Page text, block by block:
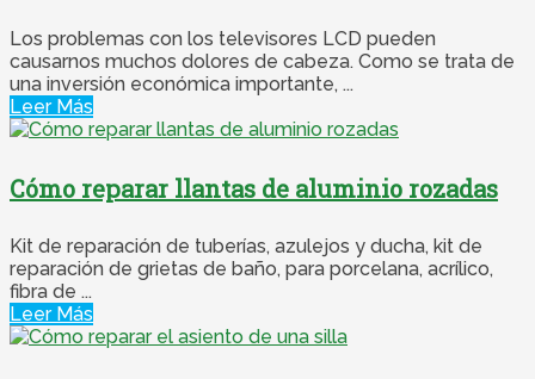
Los problemas con los televisores LCD pueden
causarnos muchos dolores de cabeza. Como se trata de
una inversión económica importante, ...
Leer Más
Cómo reparar llantas de aluminio rozadas
Kit de reparación de tuberías, azulejos y ducha, kit de
reparación de grietas de baño, para porcelana, acrílico,
fibra de ...
Leer Más